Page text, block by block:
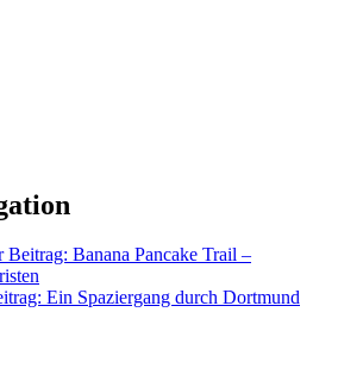
Beitrag: Banana Pancake Trail –
Ein Spaziergang durch Dortmund